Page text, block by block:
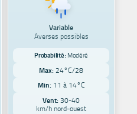
Variable
Averses possibles
Probabilité : Modéré
Max: 24°C/28
Min: 11 à 14°C
Vent: 30-40
km/h nord-ouest